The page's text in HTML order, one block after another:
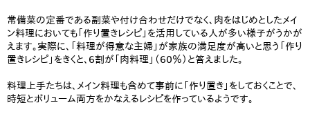
常備菜の定番である副菜や付け合わせだけでなく、肉をはじめとしたメイ
ン料理においても「作り置きレシピ」を活用している人が多い様子がうかが
えます。実際に、「料理が得意な主婦」が家族の満足度が高いと思う「作り
置きレシピ」をきくと、6割が「肉料理」（60％）と答えました。
料理上手たちは、メイン料理も含めて事前に「作り置き」をしておくことで、
時短とボリューム両方をかなえるレシピを作っているようです。